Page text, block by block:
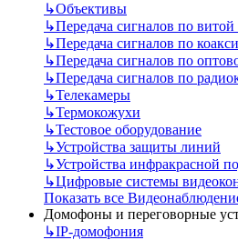
↳Объективы
↳Передача сигналов по витой
↳Передача сигналов по
↳Передача сигналов по
↳Передача сигналов по
↳Телекамеры
↳Термокожухи
↳Тестовое оборудование
↳Устройства защиты линий
↳Устройства инфракрасной
↳Цифровые системы
Показать все
Домофоны и переговорные
↳IP-домофония